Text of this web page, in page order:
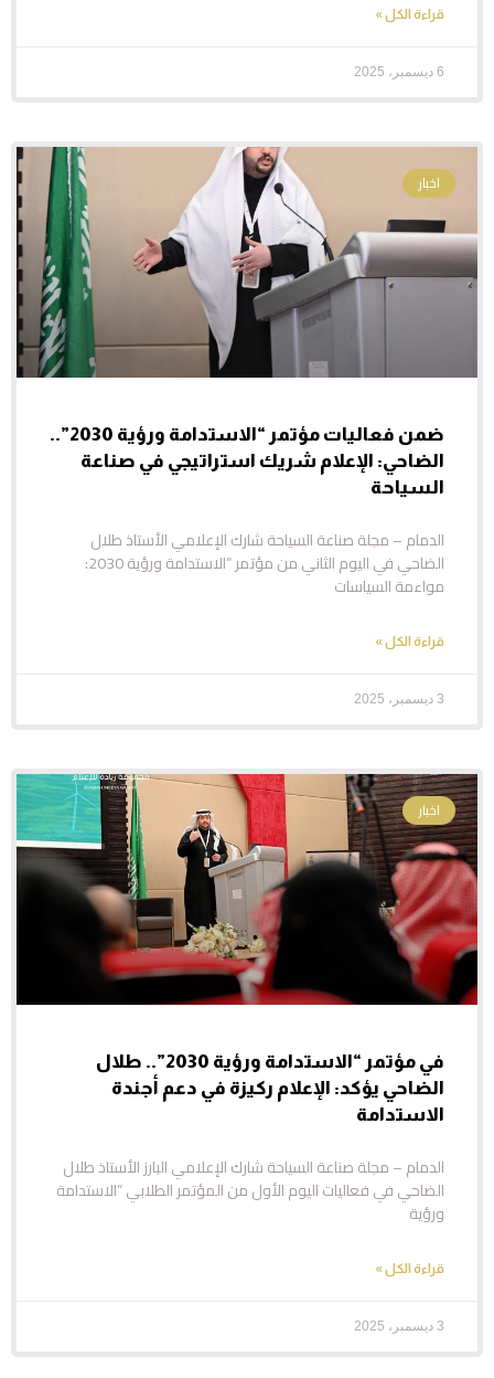
قراءة الكل »
6 ديسمبر، 2025
اخبار
ضمن فعاليات مؤتمر “الاستدامة ورؤية 2030”..
الضاحي: الإعلام شريك استراتيجي في صناعة
السياحة
الدمام – مجلة صناعة السياحة شارك الإعلامي الأستاذ طلال
الضاحي في اليوم الثاني من مؤتمر “الاستدامة ورؤية 2030:
مواءمة السياسات
قراءة الكل »
3 ديسمبر، 2025
اخبار
في مؤتمر “الاستدامة ورؤية 2030”.. طلال
الضاحي يؤكد: الإعلام ركيزة في دعم أجندة
الاستدامة
الدمام – مجلة صناعة السياحة شارك الإعلامي البارز الأستاذ طلال
الضاحي في فعاليات اليوم الأول من المؤتمر الطلابي “الاستدامة
ورؤية
قراءة الكل »
3 ديسمبر، 2025